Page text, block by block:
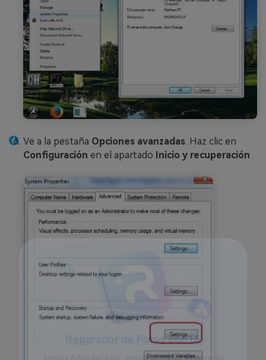
Ve a la pestaña Opciones avanzadas . Haz clic en
Configuración en el apartado Inicio y recuperación